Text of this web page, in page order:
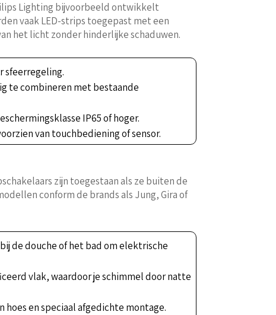
Lighting bijvoorbeeld ontwikkelt
vaak LED-strips toegepast met een
het licht zonder hinderlijke schaduwen.
sfeerregeling.
te combineren met bestaande
IP65 of hoger.
van touchbediening of sensor.
zijn toegestaan als ze buiten de
conform de brands als Jung, Gira of
de douche of het bad om elektrische
vlak, waardoor je schimmel door natte
hoes en speciaal afgedichte montage.